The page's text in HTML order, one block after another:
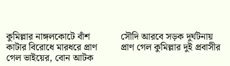
কুমিল্লার নাঙ্গলকোটে বাঁশ
কাটার বিরোধে মারধরে প্রাণ
গেল ভাইয়ের, বোন আটক
সৌদি আরবে সড়ক দুর্ঘটনায়
প্রাণ গেল কুমিল্লার দুই প্রবাসীর